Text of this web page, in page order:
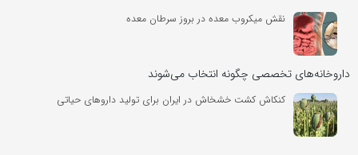
نقش میکروب معده در بروز سرطان معده
داروخانه‌های تخصصی چگونه انتخاب می‌شوند
کنکاش کشت خشخاش در ایران برای تولید داروهای حیاتی